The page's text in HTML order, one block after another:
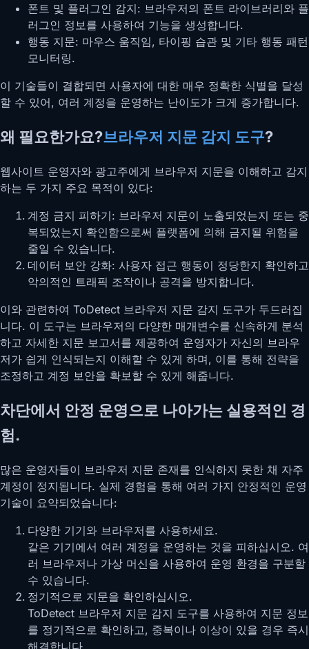
폰트 및 플러그인 감지: 브라우저의 폰트 라이브러리와 플
러그인 정보를 사용하여 기능을 생성합니다.
행동 지문: 마우스 움직임, 타이핑 습관 및 기타 행동 패턴
모니터링.
이 기술들이 결합되면 사용자에 대한 매우 정확한 식별을 달성
할 수 있어, 여러 계정을 운영하는 난이도가 크게 증가합니다.
왜 필요한가요?브라우저 지문 감지 도구?
웹사이트 운영자와 광고주에게 브라우저 지문을 이해하고 감지
하는 두 가지 주요 목적이 있다:
계정 금지 피하기: 브라우저 지문이 노출되었는지 또는 중
복되었는지 확인함으로써 플랫폼에 의해 금지될 위험을
줄일 수 있습니다.
데이터 보안 강화: 사용자 접근 행동이 정당한지 확인하고
악의적인 트래픽 조작이나 공격을 방지합니다.
이와 관련하여 ToDetect 브라우저 지문 감지 도구가 두드러집
니다. 이 도구는 브라우저의 다양한 매개변수를 신속하게 분석
하고 자세한 지문 보고서를 제공하여 운영자가 자신의 브라우
저가 쉽게 인식되는지 이해할 수 있게 하며, 이를 통해 전략을
조정하고 계정 보안을 확보할 수 있게 해줍니다.
차단에서 안정 운영으로 나아가는 실용적인 경
험.
많은 운영자들이 브라우저 지문 존재를 인식하지 못한 채 자주
계정이 정지됩니다. 실제 경험을 통해 여러 가지 안정적인 운영
기술이 요약되었습니다:
다양한 기기와 브라우저를 사용하세요.
같은 기기에서 여러 계정을 운영하는 것을 피하십시오. 여
러 브라우저나 가상 머신을 사용하여 운영 환경을 구분할
수 있습니다.
정기적으로 지문을 확인하십시오.
ToDetect 브라우저 지문 감지 도구를 사용하여 지문 정보
를 정기적으로 확인하고, 중복이나 이상이 있을 경우 즉시
해결합니다.